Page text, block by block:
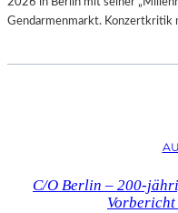
Gendarmenmarkt. Konzertkritik
C/O Berlin – 200-